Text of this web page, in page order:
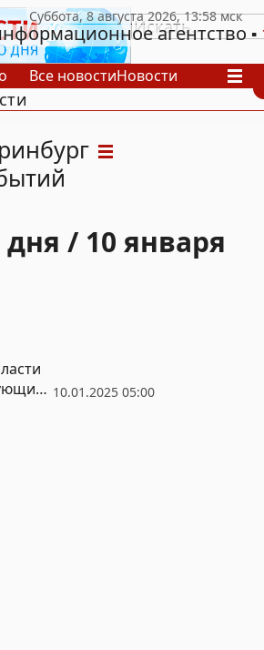
агентство
Все новостиНовости
/ 10 января
10.01.2025 05:00